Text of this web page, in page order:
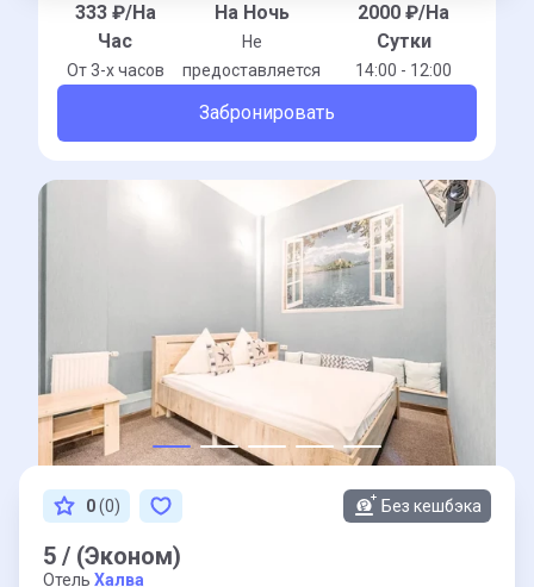
333₽/На
Час
От 3-x часов
На Ночь
Не
предоставляется
2000 ₽/На
Сутки
14:00 - 12:00
Забронировать
0(0) Без кешбэка
5 / (Эконом)
Отель Халва